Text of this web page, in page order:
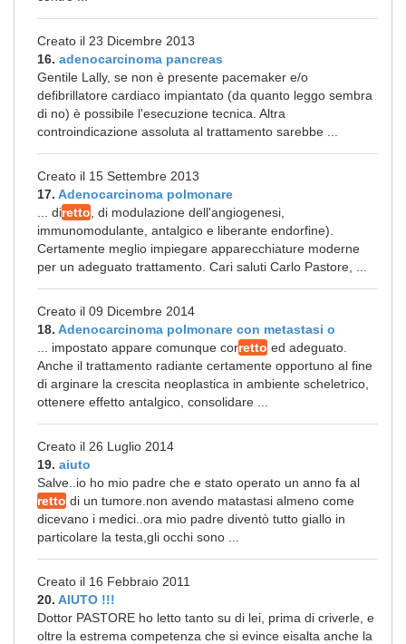
Creato il 23 Dicembre 2013
16. adenocarcinoma pancreas
Gentile Lally, se non è presente pacemaker e/o
defibrillatore cardiaco impiantato (da quanto leggo sembra
di no) è possibile l'esecuzione tecnica. Altra
controindicazione assoluta al trattamento sarebbe ...
Creato il 15 Settembre 2013
17. Adenocarcinoma polmonare
... diretto , di modulazione dell'angiogenesi,
immunomodulante, antalgico e liberante endorfine).
Certamente meglio impiegare apparecchiature moderne
per un adeguato trattamento. Cari saluti Carlo Pastore, ...
Creato il 09 Dicembre 2014
18. Adenocarcinoma polmonare con metastasi o
... impostato appare comunque corretto ed adeguato.
Anche il trattamento radiante certamente opportuno al fine
di arginare la crescita neoplastica in ambiente scheletrico,
ottenere effetto antalgico, consolidare ...
Creato il 26 Luglio 2014
19. aiuto
Salve..io ho mio padre che e stato operato un anno fa al
retto di un tumore.non avendo matastasi almeno come
dicevano i medici..ora mio padre diventò tutto giallo in
particolare la testa,gli occhi sono ...
Creato il 16 Febbraio 2011
20. AIUTO !!!
Dottor PASTORE ho letto tanto su di lei, prima di criverle, e
oltre la estrema competenza che si evince eisalta anche la